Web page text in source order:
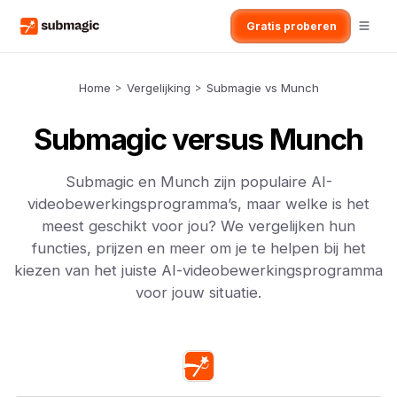
Gratis proberen
Home > Vergelijking > Submagie vs Munch
Submagic versus Munch
Submagic en Munch zijn populaire AI-
videobewerkingsprogramma’s, maar welke is het
meest geschikt voor jou? We vergelijken hun
functies, prijzen en meer om je te helpen bij het
kiezen van het juiste AI-videobewerkingsprogramma
voor jouw situatie.